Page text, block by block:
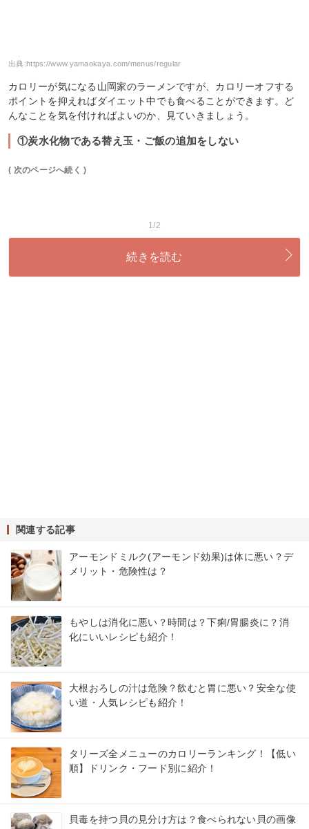
出典: https://www.yamaokaya.com/menus/regular
カロリーが気になる山岡家のラーメンですが、カロリーオフする
ポイントを抑えればダイエット中でも食べることができます。ど
んなことを気を付ければよいのか、見ていきましょう。
①炭水化物である替え玉・ご飯の追加をしない
( 次のページへ続く )
1/2
続きを読む
関連する記事
アーモンドミルク(アーモンド効果)は体に悪い？デ
メリット・危険性は？
もやしは消化に悪い？時間は？下痢/胃腸炎に？消
化にいいレシピも紹介！
大根おろしの汁は危険？飲むと胃に悪い？安全な使
い道・人気レシピも紹介！
タリーズ全メニューのカロリーランキング！【低い
順】ドリンク・フード別に紹介！
貝毒を持つ貝の見分け方は？食べられない貝の画像